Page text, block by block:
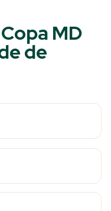
MD
de